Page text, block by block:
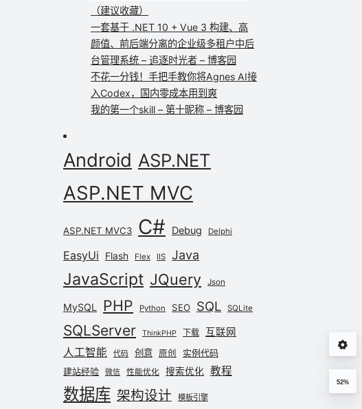
（建议收藏）
一套基于 .NET 10 + Vue 3 构建、高
颜值、前后端分离的企业级多租户中后
台管理系统 – 追逐时光者 – 博客园
不花一分钱！手把手教你将Agnes AI接
入Codex，国内零成本用到爽
我的第一个skill – 第十昵称 – 博客园
Android ASP.NET
ASP.NET MVC
ASP.NET MVC3 C# Debug Delphi
EasyUi Flash Flex IIS Java
JavaScript JQuery Json
MySQL PHP Python SEO SQL SQLite
SQLServer ThinkPHP 下载 互联网
人工智能 代码 创意 原创
实例代码
建站经验
微信 性能优化 搜索优化 教程
数据库 架构设计 模板引擎
52%